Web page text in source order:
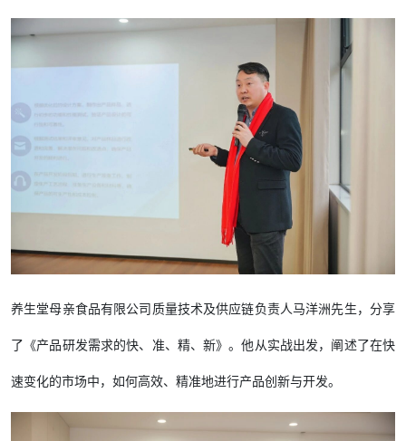
养生堂母亲食品有限公司质量技术及供应链负责人马洋洲先生，分享
了《产品研发需求的快、准、精、新》。他从实战出发，阐述了在快
速变化的市场中，如何高效、精准地进行产品创新与开发。